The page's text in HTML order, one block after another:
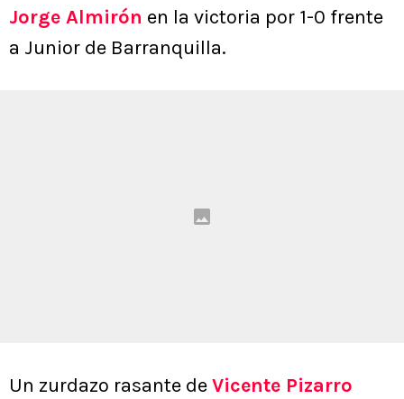
Jorge Almirón en la victoria por 1-0 frente
a Junior de Barranquilla.
Un zurdazo rasante deVicente Pizarro